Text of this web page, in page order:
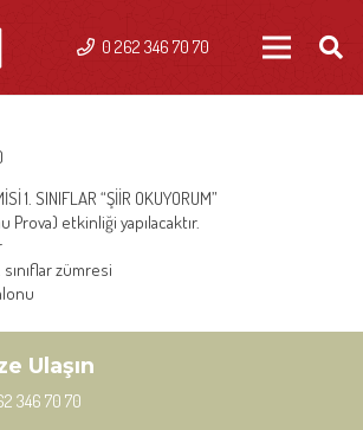
0 262 346 70 70
1. SINIFLAR “ŞİİR OKUYORUM”
Prova) etkinliği yapılacaktır.
zümresi
Ulaşın
346 70 70